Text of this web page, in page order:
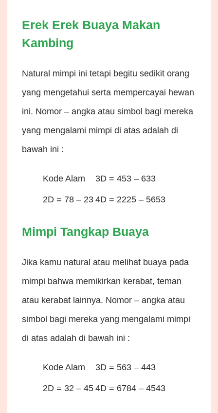
Erek Erek Buaya Makan
Kambing
Natural mimpi ini tetapi begitu sedikit orang
yang mengetahui serta mempercayai hewan
ini. Nomor – angka atau simbol bagi mereka
yang mengalami mimpi di atas adalah di
bawah ini :
Kode Alam 3D = 453 – 633
2D = 78 – 23 4D = 2225 – 5653
Mimpi Tangkap Buaya
Jika kamu natural atau melihat buaya pada
mimpi bahwa memikirkan kerabat, teman
atau kerabat lainnya. Nomor – angka atau
simbol bagi mereka yang mengalami mimpi
di atas adalah di bawah ini :
Kode Alam 3D = 563 – 443
2D = 32 – 45 4D = 6784 – 4543